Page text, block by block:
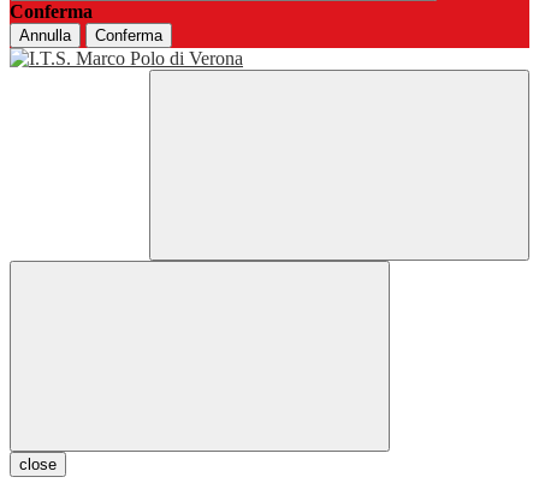
Conferma
Annulla Conferma
close